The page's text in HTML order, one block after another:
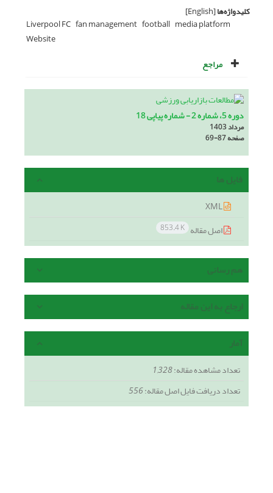
کلیدواژه‌ها[English]
Liverpool FC fan management football media platform
Website
مراجع
دوره 5، شماره 2 - شماره پیاپی 18
مرداد 1403
صفحه69-87
فایل ها
اصل مقاله 853.4 K
هم رسانی
ارجاع به این مقاله
آمار
تعداد مشاهده مقاله:1,328
تعداد دریافت فایل اصل مقاله:556